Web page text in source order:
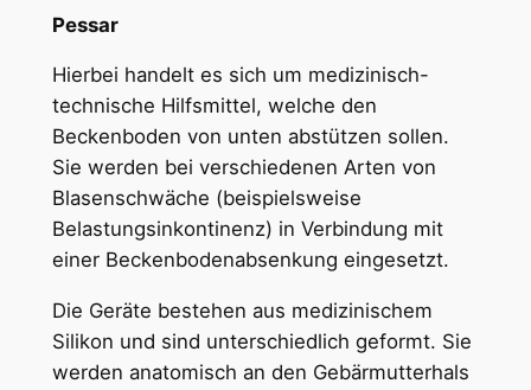
Pessar
Hierbei handelt es sich um medizinisch-
technische Hilfsmittel, welche den
Beckenboden von unten abstützen sollen.
Sie werden bei verschiedenen Arten von
Blasenschwäche (beispielsweise
Belastungsinkontinenz) in Verbindung mit
einer Beckenbodenabsenkung eingesetzt.
Die Geräte bestehen aus medizinischem
Silikon und sind unterschiedlich geformt. Sie
werden anatomisch an den Gebärmutterhals